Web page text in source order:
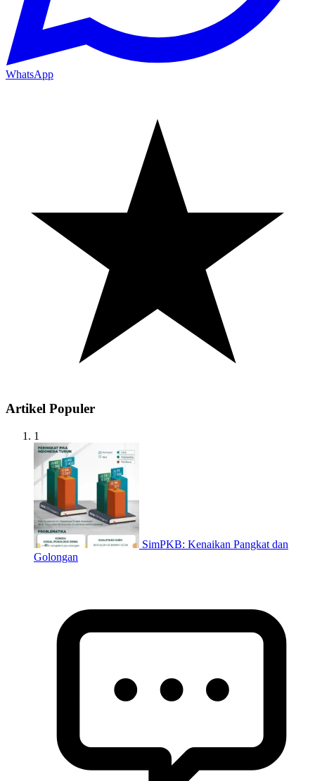
WhatsApp
Artikel Populer
1
SimPKB: Kenaikan Pangkat dan
Golongan